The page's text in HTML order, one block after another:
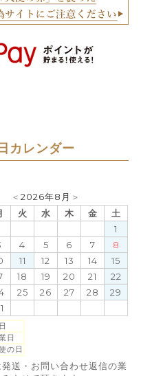
カレンダー
＜ 2026年8月 ＞
火 水 木 金
土
1
4 5 6 7
8
11 12 13 14
15
18 19 20 21
22
25 26 27 28
29
日
の日
送・お問い合わせ返信の業